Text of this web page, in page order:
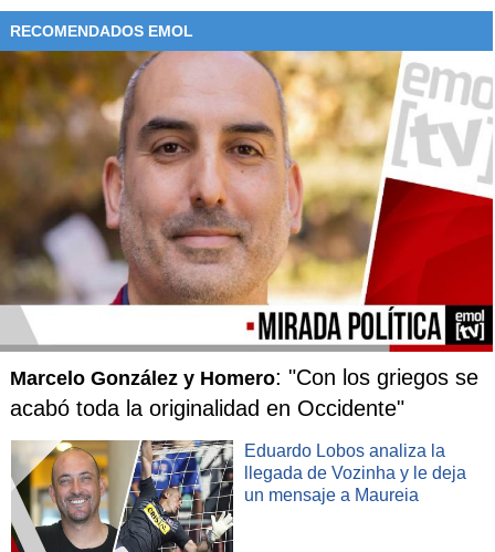
RECOMENDADOS EMOL
Marcelo González y Homero: "Con los griegos se
acabó toda la originalidad en Occidente"
Eduardo Lobos analiza la
llegada de Vozinha y le deja
un mensaje a Maureia